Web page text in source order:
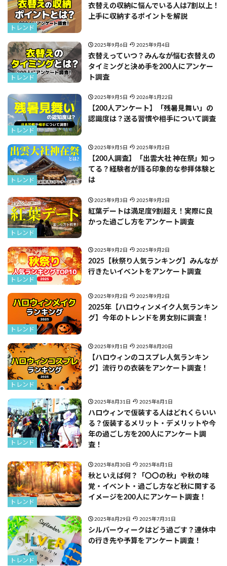
トレンド
衣替えの収納に悩んでいる人は7割以上！
上手に収納するポイントを解説
トレンド
2025年9月6日 2025年9月4日
衣替えっていつ？みんなが悩む衣替えの
タイミングと決め手を200人にアンケー
ト調査
トレンド
2025年9月5日 2026年1月22日
【200人アンケート】「残暑見舞い」の
認識度は？送る習慣や相手について調査
トレンド
2025年9月5日 2025年9月2日
【200人調査】「出雲大社 神在祭」知っ
てる？経験者が語る印象的な参拝体験と
は
トレンド
2025年9月3日 2025年9月2日
紅葉デートは満足度9割超え！実際に良
かった過ごし方をアンケート調査
トレンド
2025年9月2日 2025年9月2日
2025【秋祭り人気ランキング】みんなが
行きたいイベントをアンケート調査
トレンド
2025年9月2日 2025年9月2日
2025年【ハロウィンメイク人気ランキン
グ】今年のトレンドを男女別に調査！
トレンド
2025年9月1日 2025年8月20日
【ハロウィンのコスプレ人気ランキン
グ】流行りの衣装をアンケート調査！
トレンド
2025年8月31日 2025年8月1日
ハロウィンで仮装する人はどれくらいい
る？仮装するメリット・デメリットや今
年の過ごし方を200人にアンケート調
査！
トレンド
2025年8月30日 2025年8月1日
秋といえば何？「〇〇の秋」や秋の味
覚・イベント・過ごし方など秋に関する
イメージを200人にアンケート調査！
トレンド
2025年8月29日 2025年7月31日
シルバーウィークはどう過ごす？連休中
の行き先や予算をアンケート調査！